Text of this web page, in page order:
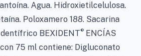
Agua. Hidroxietilcelulosa.
Poloxamero 188. Sacarina
BEXIDENT® ENCÍAS
75 ml contiene: Digluconato